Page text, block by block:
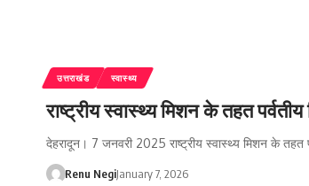
उत्तराखंड स्वास्थ्य
राष्ट्रीय स्वास्थ्य मिशन के तहत
देहरादून। 7 जनवरी 2025 राष्ट्रीय स्वास्थ्य मिशन के तहत
Renu NegiJanuary 7, 2026